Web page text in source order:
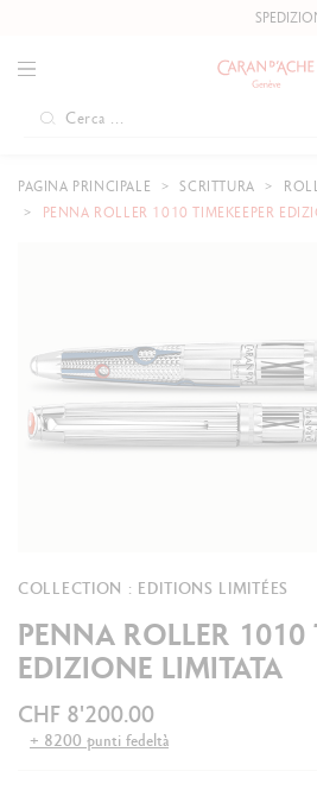
SPEDIZIONE
PAGINA PRINCIPALE SCRITTURA
PENNA ROLLER 1010 TIMEKEEPER
COLLECTION : EDITIONS LIMITÉES
PENNA ROLLER 1010
EDIZIONE LIMITATA
CHF 8'200.00
+ 8200 punti fedeltà